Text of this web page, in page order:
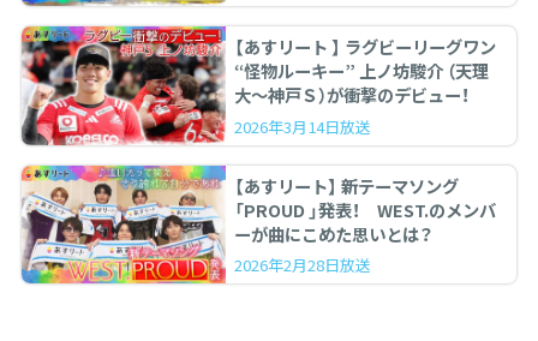
【あすリート 】 ラグビーリーグワン
“怪物ルーキー” 上ノ坊駿介 （天理
大〜神戸Ｓ）が衝撃のデビュー！
2026年3月14日放送
【あすリート】 新テーマソング
「PROUD 」発表！ WEST.のメンバ
ーが曲にこめた思いとは？
2026年2月28日放送